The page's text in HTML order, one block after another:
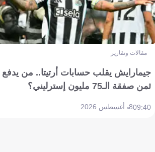
مقالات وتقارير
جيمارايش يقلب حسابات أرتيتا.. من يدفع
ثمن صفقة الـ75 مليون إسترليني؟
09:408 أغسطس 2026